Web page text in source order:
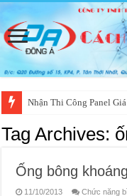
Nhận Thi Công Panel
Tag Archives:
Ống bông
11/10/2013 Chức năng